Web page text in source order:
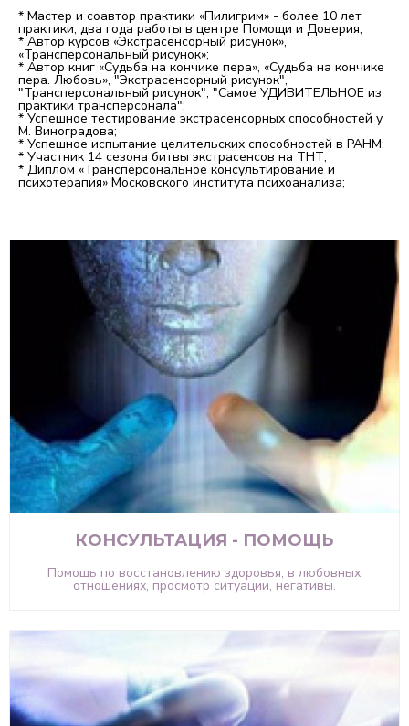
* Мастер и соавтор практики «Пилигрим» - более 10 лет
практики, два года работы в центре Помощи и Доверия;
* Автор курсов «Экстрасенсорный рисунок»,
«Трансперсональный рисунок»;
* Автор книг «Судьба на кончике пера», «Судьба на кончике
пера. Любовь», "Экстрасенсорный рисунок",
"Трансперсональный рисунок", "Самое УДИВИТЕЛЬНОЕ из
практики трансперсонала";
* Успешное тестирование экстрасенсорных способностей у
М. Виноградова;
* Успешное испытание целительских способностей в РАНМ;
* Участник 14 сезона битвы экстрасенсов на ТНТ;
* Диплом «Трансперсональное консультирование и
психотерапия» Московского института психоанализа;
КОНСУЛЬТАЦИЯ - ПОМОЩЬ
Помощь по восстановлению здоровья, в любовных
отношениях, просмотр ситуации, негативы.